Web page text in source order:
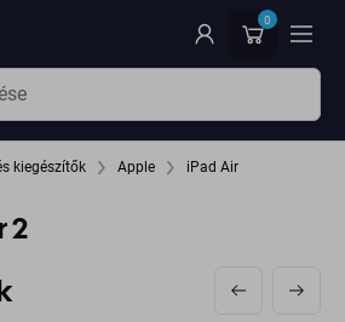
0
kiegészítők Apple iPad Air
2